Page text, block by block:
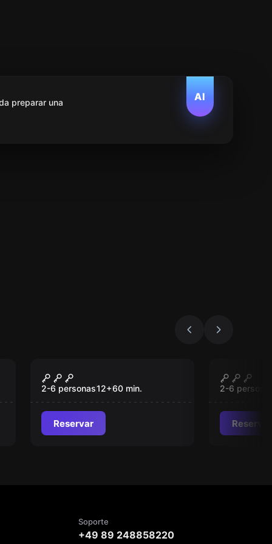
AI
preparar una
Nuevo
Corredoors
2-6 personas12+60 min.
Reservar
2-6
Reservar
Soporte
+49 89 248858220